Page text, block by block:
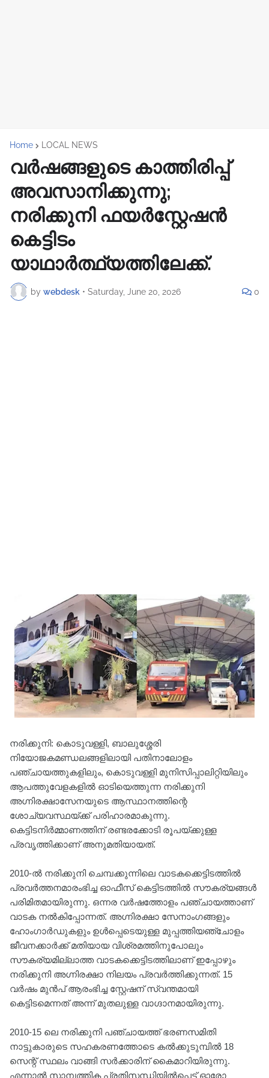
Home LOCAL NEWS
വർഷങ്ങളുടെ കാത്തിരിപ്പ്
അവസാനിക്കുന്നു;
നരിക്കുനി ഫയർസ്റ്റേഷൻ
കെട്ടിടം
യാഥാർത്ഥ്യത്തിലേക്ക്.
by webdesk • Saturday, June 20, 2026 0
നരിക്കുനി: കൊടുവള്ളി, ബാലുശ്ശേരി
നിയോജകമണ്ഡലങ്ങളിലായി പതിനാലോളം
പഞ്ചായത്തുകളിലും, കൊടുവള്ളി മുനിസിപ്പാലിറ്റിയിലും
ആപത്തുവേളകളിൽ ഓടിയെത്തുന്ന നരിക്കുനി
അഗ്നിരക്ഷാസേനയുടെ ആസ്ഥാനത്തിന്റെ
ശോച്യവസ്ഥയ്ക്ക് പരിഹാരമാകുന്നു.
കെട്ടിടനിർമ്മാണത്തിന് രണ്ടരക്കോടി രൂപയ്ക്കുള്ള
പ്രവൃത്തിക്കാണ് അനുമതിയായത്.
2010-ൽ നരിക്കുനി ചെമ്പക്കുന്നിലെ വാടകക്കെട്ടിടത്തിൽ
പ്രവർത്തനമാരംഭിച്ച ഓഫീസ് കെട്ടിടത്തിൽ സൗകര്യങ്ങൾ
പരിമിതമായിരുന്നു. ഒന്നര വർഷത്തോളം പഞ്ചായത്താണ്
വാടക നൽകിപ്പോന്നത്. അഗ്നിരക്ഷാ സേനാംഗങ്ങളും
ഹോംഗാർഡുകളും ഉൾപ്പെടെയുള്ള മുപ്പത്തിയഞ്ചോളം
ജീവനക്കാർക്ക് മതിയായ വിശ്രമത്തിനുപോലും
സൗകര്യമില്ലാത്ത വാടകക്കെട്ടിടത്തിലാണ് ഇപ്പോഴും
നരിക്കുനി അഗ്നിരക്ഷാ നിലയം പ്രവർത്തിക്കുന്നത്. 15
വർഷം മുൻപ് ആരംഭിച്ച സ്റ്റേഷന് സ്വന്തമായി
കെട്ടിടമെന്നത് അന്ന് മുതലുള്ള വാഗ്ദാനമായിരുന്നു.
2010-15 ലെ നരിക്കുനി പഞ്ചായത്ത് ഭരണസമിതി
നാട്ടുകാരുടെ സഹകരണത്തോടെ കൽക്കുടുമ്പിൽ 18
സെന്റ് സ്ഥലം വാങ്ങി സർക്കാരിന് കൈമാറിയിരുന്നു.
എന്നാൽ സാമ്പത്തിക പ്രതിസന്ധിയിൽപ്പെട്ട് ഓരോ